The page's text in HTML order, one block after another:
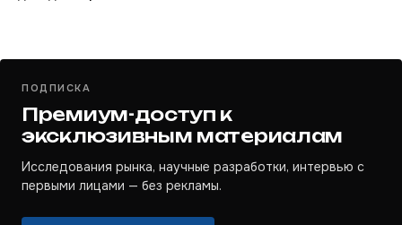
ПОДПИСКА
Премиум-доступ к
эксклюзивным материалам
Исследования рынка, научные разработки, интервью с
первыми лицами — без рекламы.